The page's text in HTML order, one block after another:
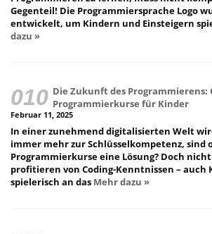
Gegenteil! Die Programmiersprache Logo
entwickelt, um Kindern und Einsteigern
dazu »
Die Zukunft des Programmierens:
Programmierkurse für Kinder
Februar 11, 2025
In einer zunehmend digitalisierten Welt
immer mehr zur Schlüsselkompetenz, sind
Programmierkurse eine Lösung? Doch
profitieren von Coding-Kenntnissen – auch
spielerisch an das Mehr dazu »